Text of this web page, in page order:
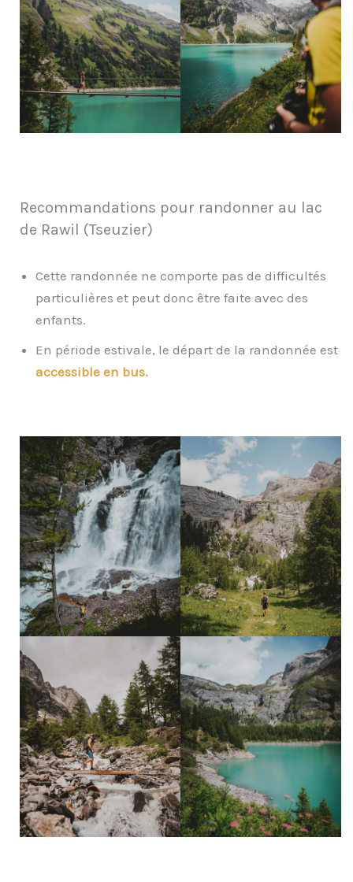
Recommandations pour randonner au lac
de Rawil (Tseuzier)
Cette randonnée ne comporte pas de difficultés
particulières et peut donc être faite avec des
enfants.
En période estivale, le départ de la randonnée est
accessible en bus.